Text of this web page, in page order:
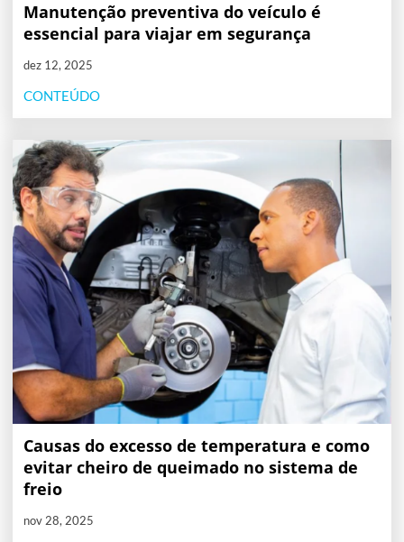
Manutenção preventiva do veículo é
essencial para viajar em segurança
dez 12, 2025
CONTEÚDO
Causas do excesso de temperatura e como
evitar cheiro de queimado no sistema de
freio
nov 28, 2025